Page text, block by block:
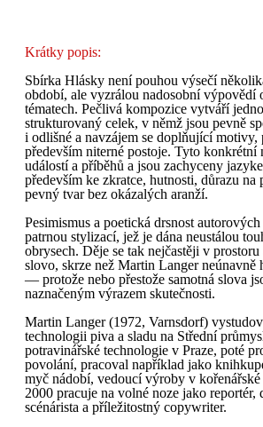
Krátky popis:
Sbírka Hlásky není pouhou výsečí
období, ale vyzrálou nadosobní výpovědí
tématech. Pečlivá kompozice vytváří
strukturovaný celek, v němž jsou pevně
i odlišné a navzájem se doplňující motivy,
především niterné postoje. Tyto konkrétní
událostí a příběhů a jsou zachyceny
především ke zkratce, hutnosti, důrazu na
pevný tvar bez okázalých aranží.
Pesimismus a poetická drsnost
patrnou stylizací, jež je dána neustálou
obrysech. Děje se tak nejčastěji v prostoru
slovo, skrze než Martin Langer neúnavně
— protože nebo přestože samotná slova
naznačeným výrazem skutečnosti.
Martin Langer (1972, Varnsdorf)
technologii piva a sladu na Střední
potravinářské technologie v Praze, poté
povolání, pracoval například jako
myč nádobí, vedoucí výroby v
2000 pracuje na volné noze jako reportér,
scénárista a příležitostný copywriter.